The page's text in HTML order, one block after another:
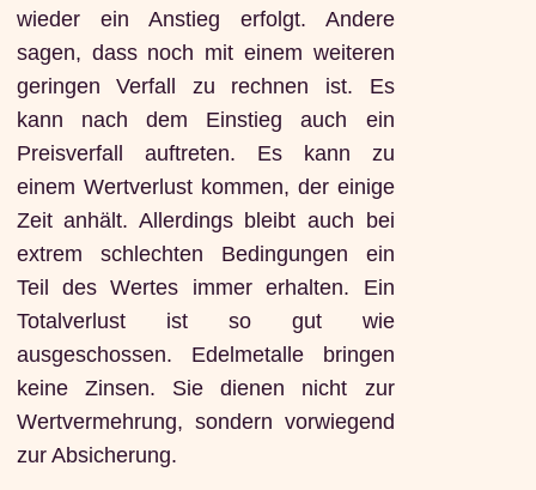
wieder ein Anstieg erfolgt. Andere
sagen, dass noch mit einem weiteren
geringen Verfall zu rechnen ist. Es
kann nach dem Einstieg auch ein
Preisverfall auftreten. Es kann zu
einem Wertverlust kommen, der einige
Zeit anhält. Allerdings bleibt auch bei
extrem schlechten Bedingungen ein
Teil des Wertes immer erhalten. Ein
Totalverlust ist so gut wie
ausgeschossen. Edelmetalle bringen
keine Zinsen. Sie dienen nicht zur
Wertvermehrung, sondern vorwiegend
zur Absicherung.